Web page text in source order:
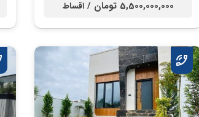
5,500,000,000 تومان / اقساط